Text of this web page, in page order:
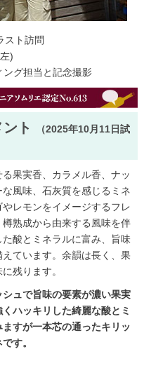
ト訪問
)
ング担当と記念撮影
ト
（2025年10月11日試
果実香、カラメル香、ナッ
風味、石灰質を感じるミネ
レモンをイメージするフレ
熟成から由来する風味を伴
酸とミネラルに富み、旨味
ています。余韻は長く、果
残ります。
ュで旨味の要素が濃い果実
ハッキリした綺麗な酸とミ
すが一本芯の通ったキリッ
す。